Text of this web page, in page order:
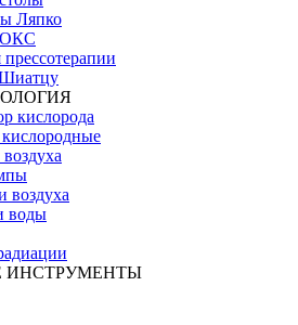
Ляпко
кислорода
воздуха
воды
ИНСТРУМЕНТЫ